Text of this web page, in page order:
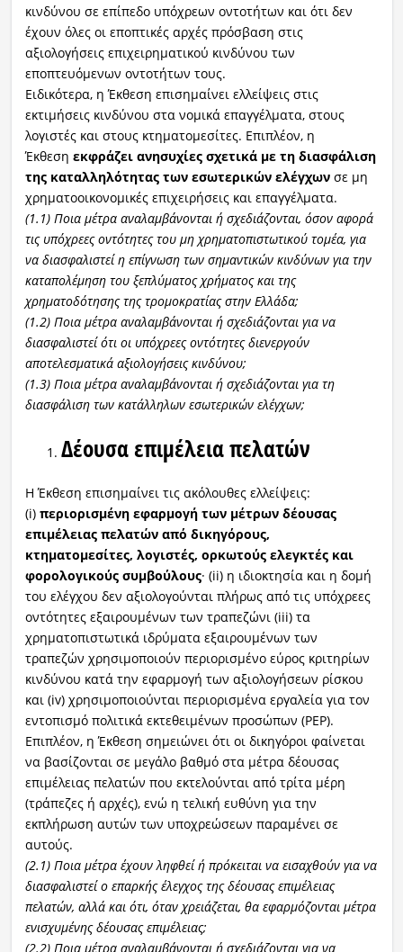
κινδύνου σε επίπεδο υπόχρεων οντοτήτων και ότι δεν
έχουν όλες οι εποπτικές αρχές πρόσβαση στις
αξιολογήσεις επιχειρηματικού κινδύνου των
εποπτευόμενων οντοτήτων τους.
Ειδικότερα, η Έκθεση επισημαίνει ελλείψεις στις
εκτιμήσεις κινδύνου στα νομικά επαγγέλματα, στους
λογιστές και στους κτηματομεσίτες. Επιπλέον, η
Έκθεση εκφράζει ανησυχίες σχετικά με τη διασφάλιση
της καταλληλότητας των εσωτερικών ελέγχωνσε μη
χρηματοοικονομικές επιχειρήσεις και επαγγέλματα.
(1.1) Ποια μέτρα αναλαμβάνονται ή σχεδιάζονται, όσον αφορά
τις υπόχρεες οντότητες του μη χρηματοπιστωτικού τομέα, για
να διασφαλιστεί η επίγνωση των σημαντικών κινδύνων για την
καταπολέμηση του ξεπλύματος χρήματος και της
χρηματοδότησης της τρομοκρατίας στην Ελλάδα;
(1.2) Ποια μέτρα αναλαμβάνονται ή σχεδιάζονται για να
διασφαλιστεί ότι οι υπόχρεες οντότητες διενεργούν
αποτελεσματικά αξιολογήσεις κινδύνου;
(1.3) Ποια μέτρα αναλαμβάνονται ή σχεδιάζονται για τη
διασφάλιση των κατάλληλων εσωτερικών ελέγχων;
Δέουσα επιμέλεια πελατών
Η Έκθεση επισημαίνει τις ακόλουθες ελλείψεις:
(i) περιορισμένη εφαρμογή των μέτρων δέουσας
επιμέλειας πελατών από δικηγόρους,
κτηματομεσίτες, λογιστές, ορκωτούς ελεγκτές και
φορολογικούς συμβούλους· (ii) η ιδιοκτησία και η δομή
του ελέγχου δεν αξιολογούνται πλήρως από τις υπόχρεες
οντότητες εξαιρουμένων των τραπεζώνι (iii) τα
χρηματοπιστωτικά ιδρύματα εξαιρουμένων των
τραπεζών χρησιμοποιούν περιορισμένο εύρος κριτηρίων
κινδύνου κατά την εφαρμογή των αξιολογήσεων ρίσκου
και (iv) χρησιμοποιούνται περιορισμένα εργαλεία για τον
εντοπισμό πολιτικά εκτεθειμένων προσώπων (PEP).
Επιπλέον, η Έκθεση σημειώνει ότι οι δικηγόροι φαίνεται
να βασίζονται σε μεγάλο βαθμό στα μέτρα δέουσας
επιμέλειας πελατών που εκτελούνται από τρίτα μέρη
(τράπεζες ή αρχές), ενώ η τελική ευθύνη για την
εκπλήρωση αυτών των υποχρεώσεων παραμένει σε
αυτούς.
(2.1) Ποια μέτρα έχουν ληφθεί ή πρόκειται να εισαχθούν για να
διασφαλιστεί ο επαρκής έλεγχος της δέουσας επιμέλειας
πελατών, αλλά και ότι, όταν χρειάζεται, θα εφαρμόζονται μέτρα
ενισχυμένης δέουσας επιμέλειας;
(2.2) Ποια μέτρα αναλαμβάνονται ή σχεδιάζονται για να